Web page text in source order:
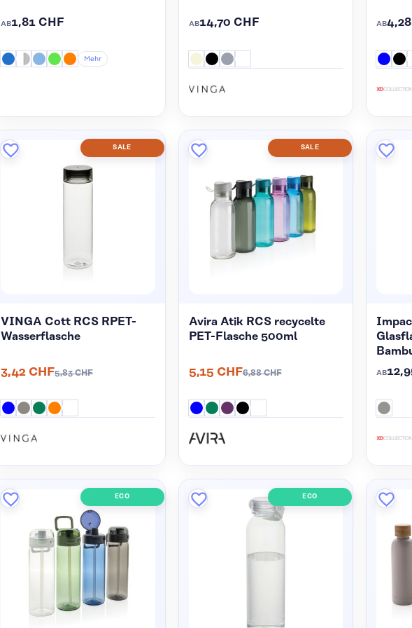
Mehr
AB1,81 CHF AB14,70 CHF AB
SALE
VINGA Cott RCS RPET-
Wasserflasche
3,42 CHF5,83 CHF
SALE
Avira Atik RCS recycelte
PET-Flasche 500ml
5,15 CHF6,88 CHF AB
ECO ECO